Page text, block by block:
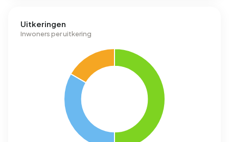
Uitkeringen
Inwoners per uitkering